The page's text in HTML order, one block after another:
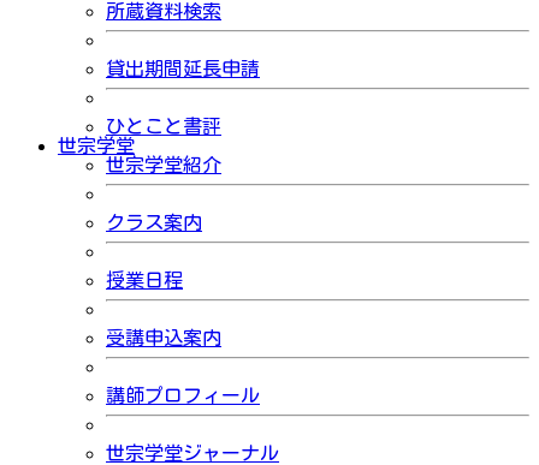
所蔵資料検索
貸出期間延長申請
ひとこと書評
世宗学堂
世宗学堂紹介
クラス案内
授業日程
受講申込案内
講師プロフィール
世宗学堂ジャーナル